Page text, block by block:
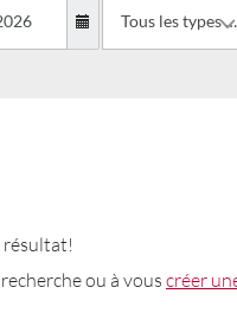
Tous les types de biens
résultat!
ou à vouscréer